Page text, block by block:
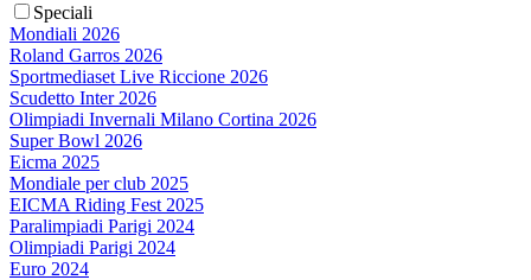
Speciali
Mondiali 2026
Roland Garros 2026
Sportmediaset Live Riccione 2026
Scudetto Inter 2026
Olimpiadi Invernali Milano Cortina 2026
Super Bowl 2026
Eicma 2025
Mondiale per club 2025
EICMA Riding Fest 2025
Paralimpiadi Parigi 2024
Olimpiadi Parigi 2024
Euro 2024